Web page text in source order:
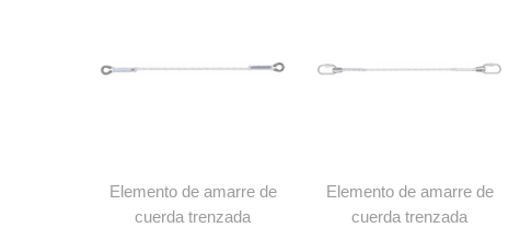
Elemento de amarre de
cuerda trenzada
Elemento de amarre de
cuerda trenzada